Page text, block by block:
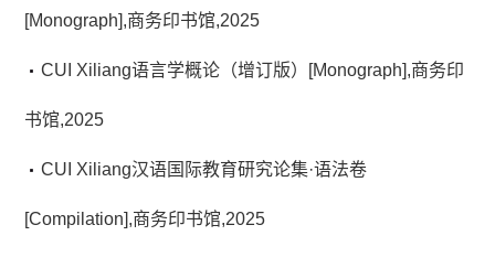
[Monograph],商务印书馆,2025
CUI Xiliang语言学概论（增订版）[Monograph],商务印
书馆,2025
CUI Xiliang汉语国际教育研究论集·语法卷
[Compilation],商务印书馆,2025